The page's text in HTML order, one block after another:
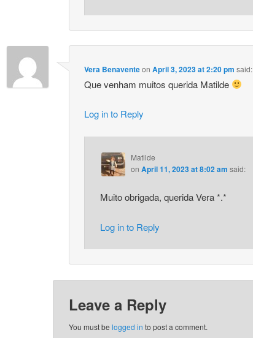
Vera BenaventeonApril 3, 2023 at 2:20 pm said:
Que venham muitos querida Matilde
Log in to Reply
Matilde
on April 11, 2023 at 8:02 am said:
Muito obrigada, querida Vera *.*
Log in to Reply
Leave a Reply
You must be logged in to post a comment.